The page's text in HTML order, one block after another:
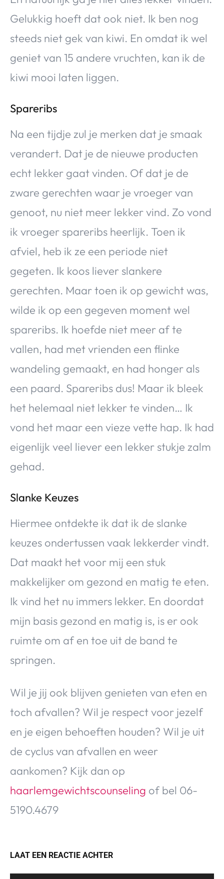
Gelukkig hoeft dat ook niet. Ik ben nog
steeds niet gek van kiwi. En omdat ik wel
geniet van 15 andere vruchten, kan ik de
kiwi mooi laten liggen.
Spareribs
Na een tijdje zul je merken dat je smaak
verandert. Dat je de nieuwe producten
echt lekker gaat vinden. Of dat je de
zware gerechten waar je vroeger van
genoot, nu niet meer lekker vind. Zo vond
ik vroeger spareribs heerlijk. Toen ik
afviel, heb ik ze een periode niet
gegeten. Ik koos liever slankere
gerechten. Maar toen ik op gewicht was,
wilde ik op een gegeven moment wel
spareribs. Ik hoefde niet meer af te
vallen, had met vrienden een flinke
wandeling gemaakt, en had honger als
een paard. Spareribs dus! Maar ik bleek
het helemaal niet lekker te vinden… Ik
vond het maar een vieze vette hap. Ik had
eigenlijk veel liever een lekker stukje zalm
gehad.
Slanke Keuzes
Hiermee ontdekte ik dat ik de slanke
keuzes ondertussen vaak lekkerder vindt.
Dat maakt het voor mij een stuk
makkelijker om gezond en matig te eten.
Ik vind het nu immers lekker. En doordat
mijn basis gezond en matig is, is er ook
ruimte om af en toe uit de band te
springen.
Wil je jij ook blijven genieten van eten en
toch afvallen? Wil je respect voor jezelf
en je eigen behoeften houden? Wil je uit
de cyclus van afvallen en weer
aankomen? Kijk dan op
haarlemgewichtscounseling of bel 06-
5190.4679
LAAT EEN REACTIE ACHTER